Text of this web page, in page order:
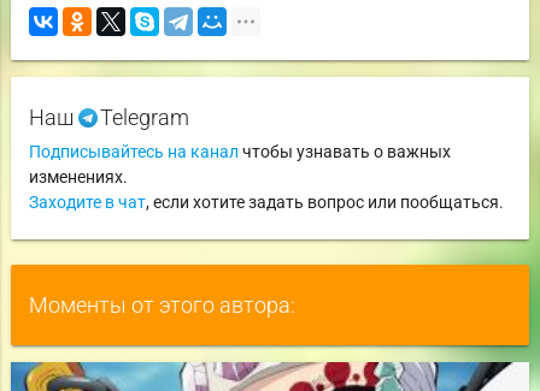
Наш Telegram
Подписывайтесь на канал чтобы узнавать о важных
изменениях.
Заходите в чат, если хотите задать вопрос или пообщаться.
Моменты от этого автора: